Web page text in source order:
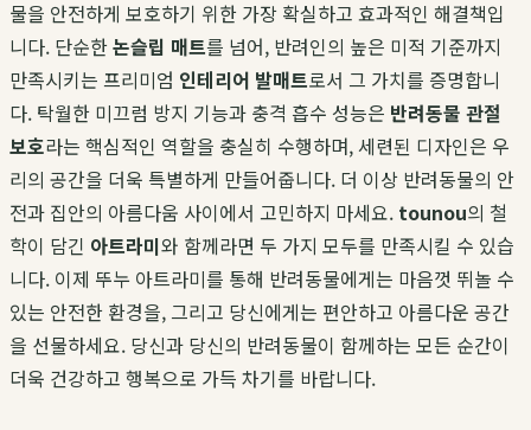
물을 안전하게 보호하기 위한 가장 확실하고 효과적인 해결책입
니다. 단순한논슬립 매트를 넘어, 반려인의 높은 미적 기준까지
만족시키는 프리미엄 인테리어 발매트로서 그 가치를 증명합니
다. 탁월한 미끄럼 방지 기능과 충격 흡수 성능은 반려동물 관절
보호라는 핵심적인 역할을 충실히 수행하며, 세련된 디자인은 우
리의 공간을 더욱 특별하게 만들어줍니다. 더 이상 반려동물의 안
전과 집안의 아름다움 사이에서 고민하지 마세요. tounou의 철
학이 담긴 아트라미와 함께라면 두 가지 모두를 만족시킬 수 있습
니다. 이제 뚜누 아트라미를 통해 반려동물에게는 마음껏 뛰놀 수
있는 안전한 환경을, 그리고 당신에게는 편안하고 아름다운 공간
을 선물하세요. 당신과 당신의 반려동물이 함께하는 모든 순간이
더욱 건강하고 행복으로 가득 차기를 바랍니다.